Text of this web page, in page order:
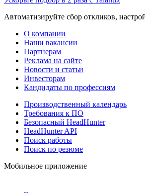
Автоматизируйте сбор откликов,
О компании
Наши вакансии
Партнерам
Реклама на сайте
Новости и статьи
Инвесторам
Кандидаты по профессиям
Производственный календарь
Требования к ПО
Безопасный HeadHunter
HeadHunter API
Поиск работы
Поиск по резюме
Мобильное приложение